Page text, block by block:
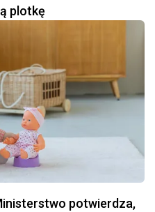
plotkę
potwierdza,